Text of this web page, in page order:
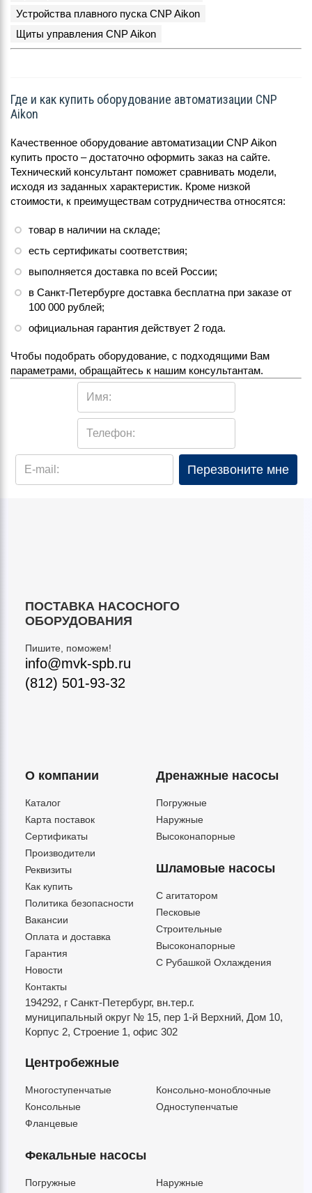
Устройства плавного пуска CNP Aikon
Щиты управления CNP Aikon
Где и как купить оборудование автоматизации CNP
Aikon
Качественное оборудование автоматизации CNP Aikon
купить просто – достаточно оформить заказ на сайте.
Технический консультант поможет сравнивать модели,
исходя из заданных характеристик. Кроме низкой
стоимости, к преимуществам сотрудничества относятся:
товар в наличии на складе;
есть сертификаты соответствия;
выполняется доставка по всей России;
в Санкт-Петербурге доставка бесплатна при заказе от
100 000 рублей;
официальная гарантия действует 2 года.
Чтобы подобрать оборудование, с подходящими Вам
параметрами, обращайтесь к нашим консультантам.
Имя:
Телефон:
E-mail: Перезвоните мне
ПОСТАВКА НАСОСНОГО
ОБОРУДОВАНИЯ
Пишите, поможем!
info@mvk-spb.ru
(812) 501-93-32
О компании
Каталог
Карта поставок
Сертификаты
Производители
Реквизиты
Как купить
Политика безопасности
Вакансии
Оплата и доставка
Гарантия
Новости
Контакты
Дренажные насосы
Погружные
Наружные
Высоконапорные
Шламовые насосы
C агитатором
Песковые
Строительные
Высоконапорные
С Рубашкой Охлаждения
194292, г Санкт-Петербург, вн.тер.г.
муниципальный округ № 15, пер 1-й Верхний, Дом 10,
Корпус 2, Строение 1, офис 302
Центробежные
Многоступенчатые
Консольно-моноблочные
Консольные
Одноступенчатые
Фланцевые
Фекальные насосы
Погружные Наружные